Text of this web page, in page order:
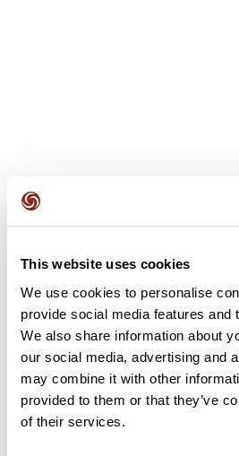
This website uses cookies
We use cookies to personalise
provide social media features and
We also share information about
our social media, advertising and
may combine it with other
provided to them or that they’ve
of their services.
Recensioni degli utenti
Questo percorso non contiene
L'hai già effettuato? Sii il primo a
Aggiungi una